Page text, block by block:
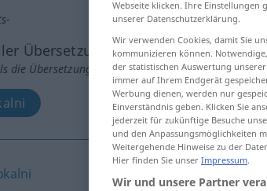
Übersetzungen
die Übersetzung anklicken/antippen)
Webseite klicken. Ihre Einstellungen
unserer Datenschutzerklärung.
Wir verwenden Cookies, damit Sie
kommunizieren können.
der statistischen Auswertung
immer auf Ihrem Endgerät
Werbung dienen, werden nur
Einverständnis geben. Klicken Sie
jederzeit für zukünftige Besuche
und den Anpassungsmöglichkeiten
Weitergehende Hinweise zu der
Hier finden Sie unser Impressum.
Wir und unsere Partner